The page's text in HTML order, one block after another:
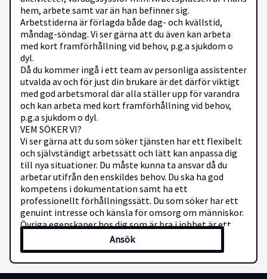
hem, arbete samt var än han befinner sig.
Arbetstiderna är förlagda både dag- och kvällstid,
måndag-söndag. Vi ser gärna att du även kan arbeta
med kort framförhållning vid behov, p.g.a sjukdom o
dyl.
Då du kommer ingå i ett team av personliga assistenter
utvalda av och för just din brukare är det därför viktigt
med god arbetsmoral där alla ställer upp för varandra
och kan arbeta med kort framförhållning vid behov,
p.g.a sjukdom o dyl.
VEM SÖKER VI?
Vi ser gärna att du som söker tjänsten har ett flexibelt
och självständigt arbetssätt och lätt kan anpassa dig
till nya situationer. Du måste kunna ta ansvar då du
arbetar utifrån den enskildes behov. Du ska ha god
kompetens i dokumentation samt ha ett
professionellt förhållningssätt. Du som söker har ett
genuint intresse och känsla för omsorg om människor.
Övriga egenskaper hos dig som är bra i jobbet är ett
gott humör, lugn, tålamod, och att du är
ansvarstagande. Du ska kunna tala flytande svenska då
detta är ett jobb där bra kommunikation är väldigt
viktigt. Det är en stor merit ifall du har erfarenhet av
Ansök